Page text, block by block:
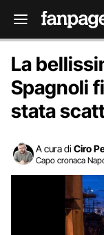
La
Spagnoli
stata
A cura di Ciro
Capo cronaca